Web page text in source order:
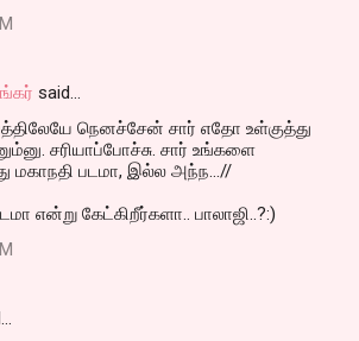
said…
நெனச்சேன் சார் எதோ உள்குத்து
சரியாப்போச்சு. சார் உங்களை
மகாநதி படமா, இல்ல அந்ந...//
என்று கேட்கிறீர்களா.. பாலாஜி..?:)